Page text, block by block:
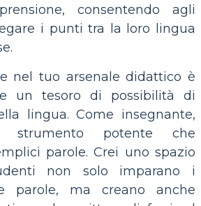
consentendo agli
i punti tra la loro lingua
nel tuo arsenale didattico è
un tesoro di possibilità di
lingua. Come insegnante,
strumento potente che
parole. Crei uno spazio
non solo imparano i
parole, ma creano anche